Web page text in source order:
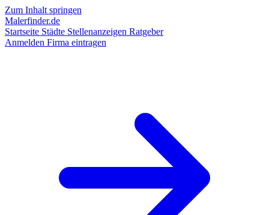
Zum Inhalt springen
Malerfinder.de
Startseite Städte Stellenanzeigen Ratgeber
Anmelden Firma eintragen